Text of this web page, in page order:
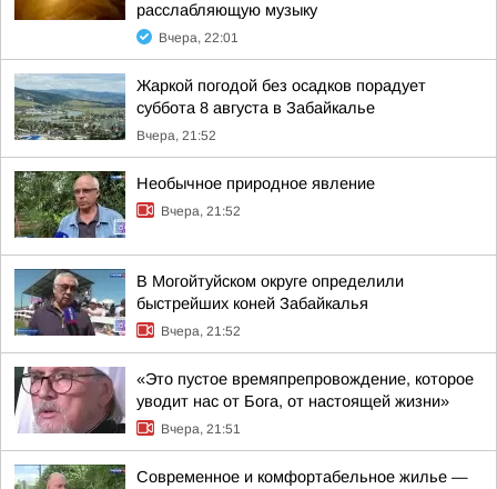
расслабляющую музыку
Вчера, 22:01
Жаркой погодой без осадков порадует
суббота 8 августа в Забайкалье
Вчера, 21:52
Необычное природное явление
Вчера, 21:52
В Могойтуйском округе определили
быстрейших коней Забайкалья
Вчера, 21:52
«Это пустое времяпрепровождение, которое
уводит нас от Бога, от настоящей жизни»
Вчера, 21:51
Современное и комфортабельное жилье —